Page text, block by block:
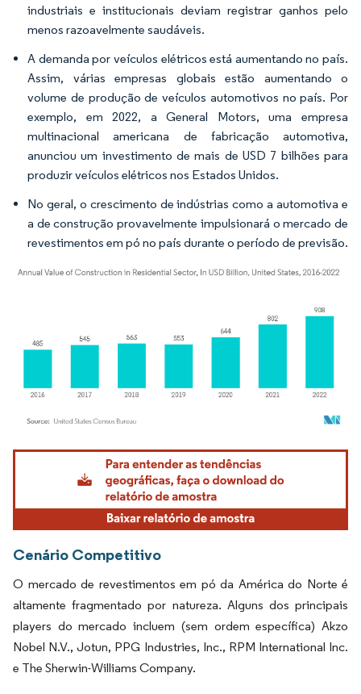
industriais e institucionais deviam registrar ganhos pelo
menos razoavelmente saudáveis.
A demanda por veículos elétricos está aumentando no país.
Assim, várias empresas globais estão aumentando o
volume de produção de veículos automotivos no país. Por
exemplo, em 2022, a General Motors, uma empresa
multinacional americana de fabricação automotiva,
anunciou um investimento de mais de USD 7 bilhões para
produzir veículos elétricos nos Estados Unidos.
No geral, o crescimento de indústrias como a automotiva e
a de construção provavelmente impulsionará o mercado de
revestimentos em pó no país durante o período de previsão.
Imagem © Mordor Intelligence. O reuso requer atribuição conforme CC BY 4.0.
Cenário Competitivo
O mercado de revestimentos em pó da América do Norte é
altamente fragmentado por natureza. Alguns dos principais
players do mercado incluem (sem ordem específica) Akzo
Nobel N.V., Jotun, PPG Industries, Inc., RPM International Inc.
e The Sherwin-Williams Company.